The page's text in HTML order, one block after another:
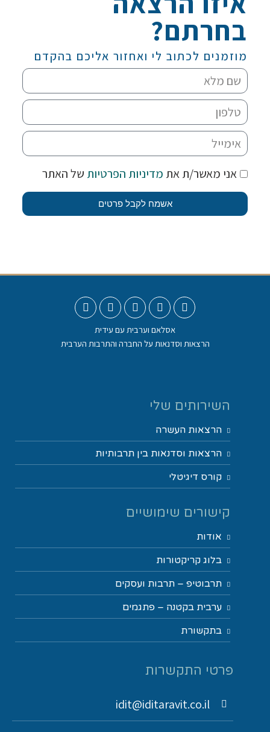
בחרתם?
מוזמנים לכתוב לי ואחזור אליכם בהקדם
אני מאשר/ת את מדיניות הפרטיות של האתר
אשמח לקבל פרטים
אסלאם וערבית עם עידית
הרצאות וסדנאות על החברה והתרבות הערבית
השירותים שלי
הרצאות העשרה
הרצאות וסדנאות בין תרבותיות
קורס דיגיטלי
קישורים שימושיים
אודות
בלוג קריקטורות
תרבוטיפ – תרבות ועסקים
ערבית בקטנה – פתגמים
בתקשורת
פרטי התקשרות
idit@iditaravit.co.il